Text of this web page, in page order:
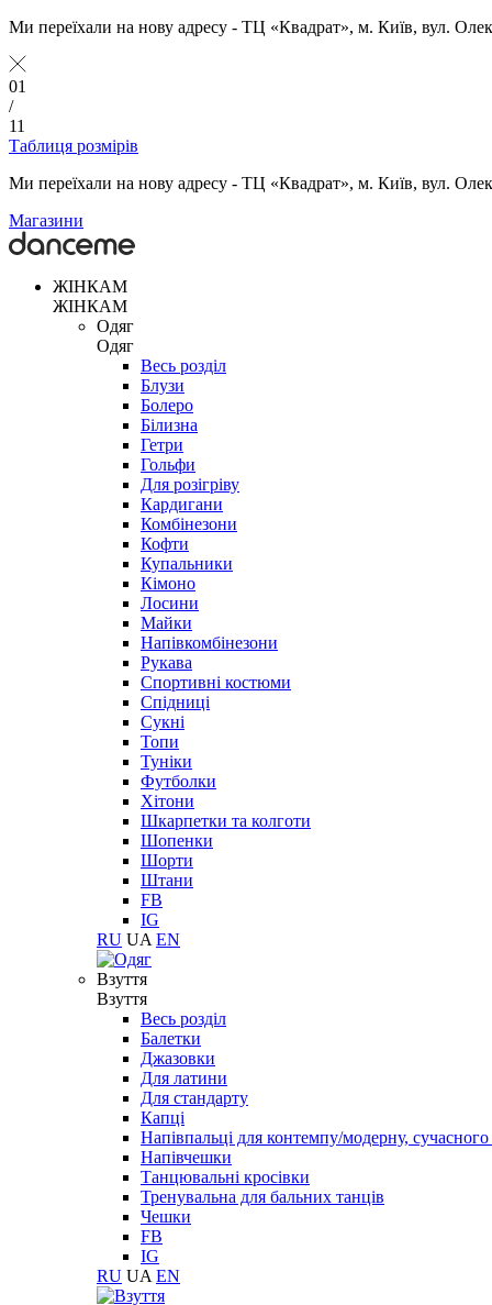
Ми переїхали на нову адресу - ТЦ «Квадрат», м. Київ, вул.
01
/
11
Таблиця розмірів
Ми переїхали на нову адресу - ТЦ «Квадрат», м. Київ, вул.
Магазини
ЖІНКАМ
ЖІНКАМ
Одяг
Одяг
Весь розділ
Блузи
Болеро
Білизна
Гетри
Гольфи
Для розігріву
Кардигани
Комбінезони
Кофти
Купальники
Кімоно
Лосини
Майки
Напівкомбінезони
Рукава
Спортивні костюми
Спідниці
Сукні
Топи
Туніки
Футболки
Хітони
Шкарпетки та колготи
Шопенки
Шорти
Штани
FB
IG
RU UA EN
Взуття
Взуття
Весь розділ
Балетки
Джазовки
Для латини
Для стандарту
Капці
Напівпальці для контемпу/модерну,
Напівчешки
Танцювальні кросівки
Тренувальна для бальних танців
Чешки
FB
IG
RU UA EN